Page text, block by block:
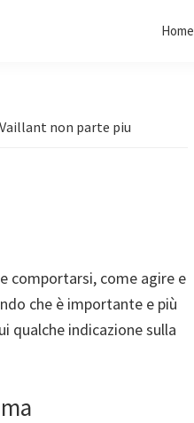
Home
non parte piu
comportarsi, come agire e
che è importante e più
qualche indicazione sulla